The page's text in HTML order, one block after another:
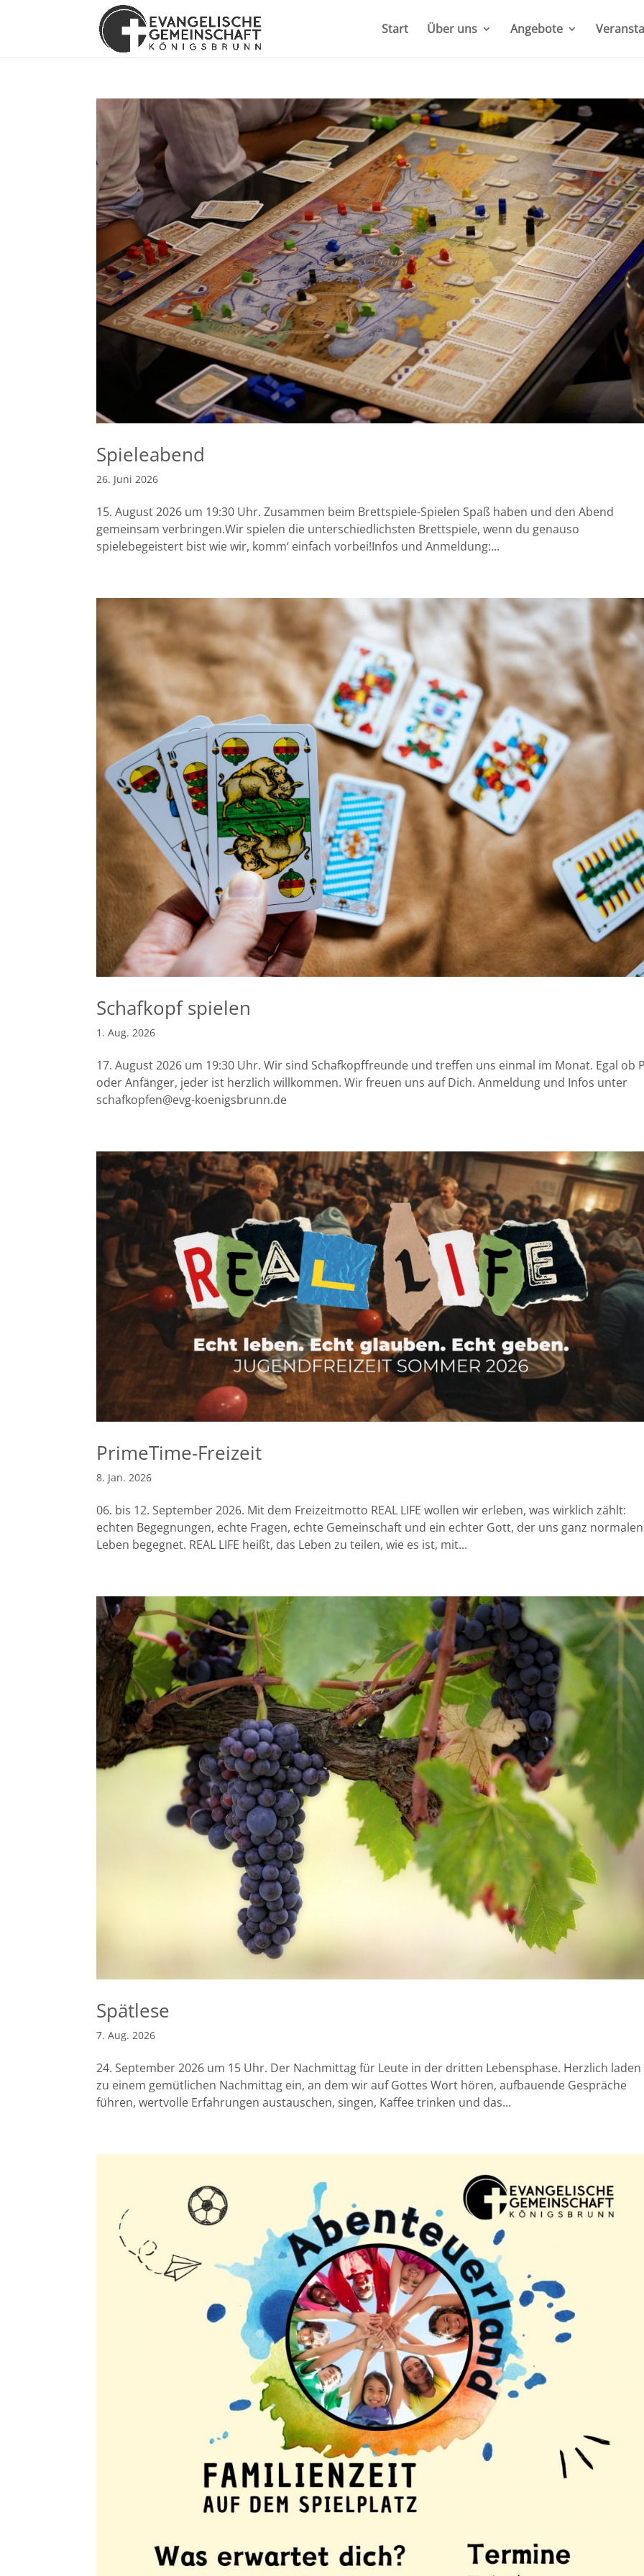
Start Über uns Angebote
Spieleabend
26. Juni 2026
15. August 2026 um 19:30 Uhr. Zusammen beim Brettspiele-Spielen Spaß haben und den Abend
gemeinsam verbringen.Wir spielen die unterschiedlichsten Brettspiele, wenn du genauso
spielebegeistert bist wie wir, komm‘ einfach vorbei!Infos und Anmeldung:...
Schafkopf spielen
1. Aug. 2026
17. August 2026 um 19:30 Uhr. Wir sind Schafkopffreunde und treffen uns einmal im Monat. Egal ob
oder Anfänger, jeder ist herzlich willkommen. Wir freuen uns auf Dich. Anmeldung und Infos unter
schafkopfen@evg-koenigsbrunn.de
PrimeTime-Freizeit
8. Jan. 2026
06. bis 12. September 2026. Mit dem Freizeitmotto REAL LIFE wollen wir erleben, was wirklich zählt:
echten Begegnungen, echte Fragen, echte Gemeinschaft und ein echter Gott, der uns ganz normalen
Leben begegnet. REAL LIFE heißt, das Leben zu teilen, wie es ist, mit...
Spätlese
7. Aug. 2026
24. September 2026 um 15 Uhr. Der Nachmittag für Leute in der dritten Lebensphase. Herzlich
zu einem gemütlichen Nachmittag ein, an dem wir auf Gottes Wort hören, aufbauende Gespräche
führen, wertvolle Erfahrungen austauschen, singen, Kaffee trinken und das...